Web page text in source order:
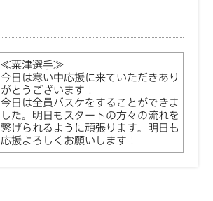
≪粟津選手≫
今日は寒い中応援に来ていただきあり
がとうございます！
今日は全員バスケをすることができま
した。明日もスタートの方々の流れを
繋げられるように頑張ります。明日も
応援よろしくお願いします！